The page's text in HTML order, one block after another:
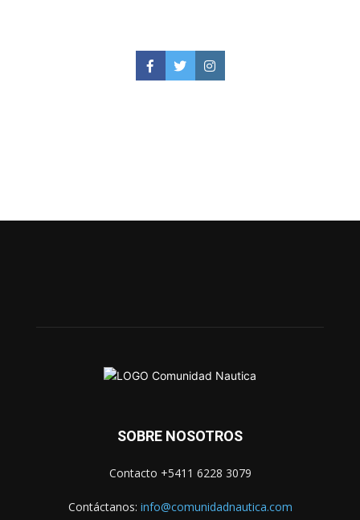
FacebookTwitterInstagram
SOBRE NOSOTROS
Contacto +5411 6228 3079
Contáctanos: info@comunidadnautica.com